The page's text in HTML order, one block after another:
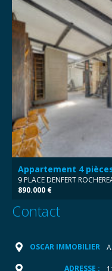
Appartement 4
9 PLACE DENFERT
890.000 €
Contact
OSCAR IMMOBILIER
ADRESSE :